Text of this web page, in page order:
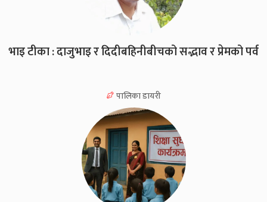
भाइ टीका : दाजुभाइ र दिदीबहिनीबीचको सद्भाव र प्रेमको पर्व
पालिका डायरी